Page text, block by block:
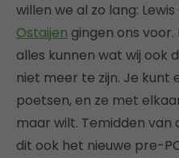
willen we al zo lang:
Ostaijen gingen ons
alles kunnen wat wij ook
niet meer te zijn. Je kunt
poetsen, en ze met
maar wilt. Temidden
dit ook het nieuwe pre-